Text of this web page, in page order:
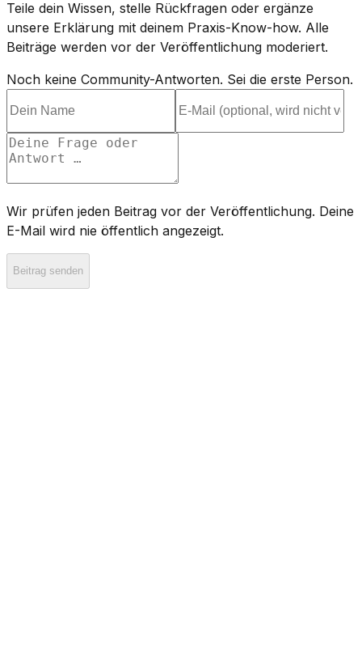
Teile dein Wissen, stelle Rückfragen oder ergänze
unsere Erklärung mit deinem Praxis-Know-how. Alle
Beiträge werden vor der Veröffentlichung moderiert.
Noch keine Community-Antworten. Sei die erste Person.
Wir prüfen jeden Beitrag vor der Veröffentlichung. Deine
E-Mail wird nie öffentlich angezeigt.
Beitrag senden